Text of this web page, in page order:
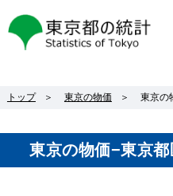
東京都の統計
トップ ＞ 東京の物価 ＞ 東京の
東京の物価−東京